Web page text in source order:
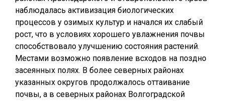
наблюдалась активизация биологических
процессов у озимых культур и начался их слабый
рост, что в условиях хорошего увлажнения почвы
способствовало улучшению состояния растений.
Местами возможно появление всходов на поздно
засеянных полях. В более северных районах
указанных округов продолжалось оттаивание
почвы, а в северных районах Волгоградской